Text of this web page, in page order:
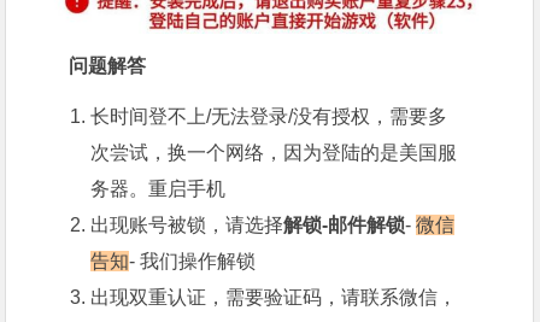
问题解答
长时间登不上/无法登录/没有授权，需要多
次尝试，换一个网络，因为登陆的是美国服
务器。重启手机
出现账号被锁，请选择解锁-邮件解锁-微信
告知- 我们操作解锁
出现双重认证，需要验证码，请联系微信，